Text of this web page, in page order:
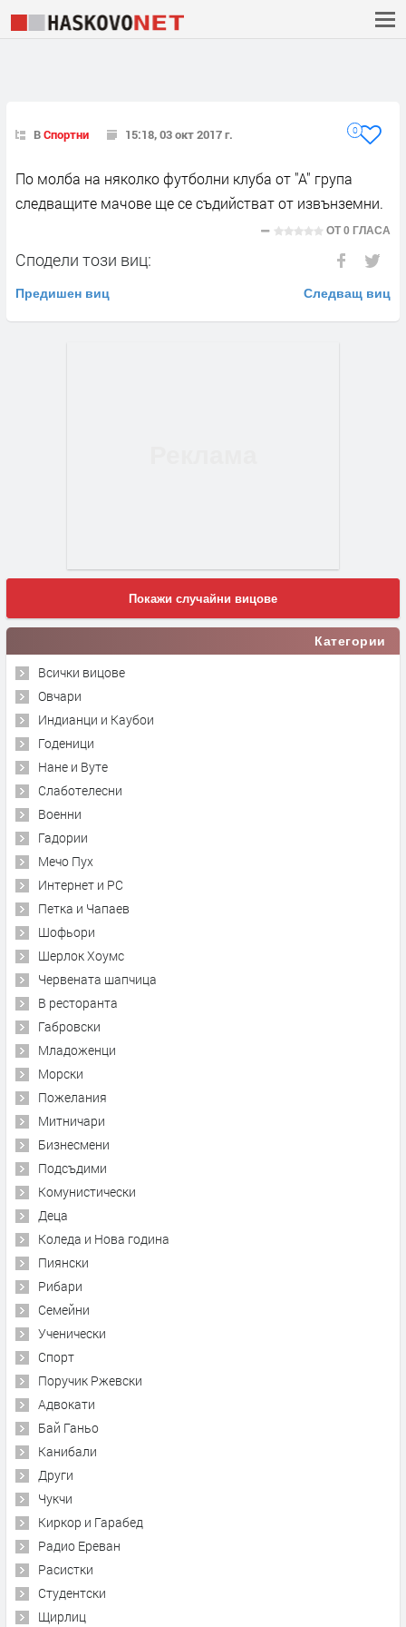
ВСпортни 15:18, 03 окт 2017 г. 0
По молба на няколко футболни клуба от "А" група
следващите мачове ще се съдийстват от извънземни.
ОТ0 ГЛАСА
Сподели този виц:
Предишен виц Следващ виц
Покажи случайни вицове
Категории
Всички вицове
Овчари
Индианци и Каубои
Годеници
Нане и Вуте
Слаботелесни
Военни
Гадории
Мечо Пух
Интернет и PC
Петка и Чапаев
Шофьори
Шерлок Хоумс
Червената шапчица
В ресторанта
Габровски
Младоженци
Морски
Пожелания
Митничари
Бизнесмени
Подсъдими
Комунистически
Деца
Коледа и Нова година
Пиянски
Рибари
Семейни
Ученически
Спорт
Поручик Ржевски
Адвокати
Бай Ганьо
Канибали
Други
Чукчи
Киркор и Гарабед
Радио Ереван
Расистки
Студентски
Щирлиц